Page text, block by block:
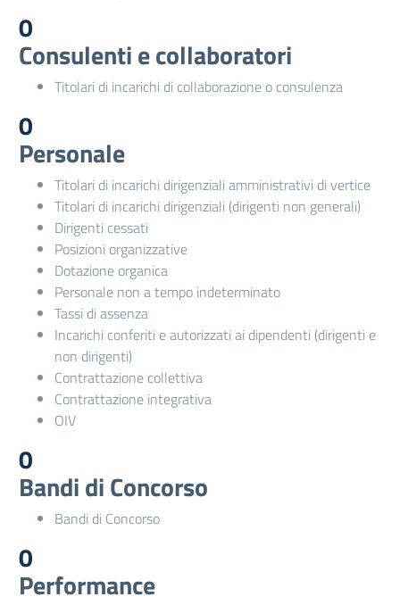
0
Consulenti e collaboratori
Titolari di incarichi di collaborazione o consulenza
0
Personale
Titolari di incarichi dirigenziali amministrativi di vertice
Titolari di incarichi dirigenziali (dirigenti non generali)
Dirigenti cessati
Posizioni organizzative
Dotazione organica
Personale non a tempo indeterminato
Tassi di assenza
Incarichi conferiti e autorizzati ai dipendenti (dirigenti e
non dirigenti)
Contrattazione collettiva
Contrattazione integrativa
OIV
0
Bandi di Concorso
Bandi di Concorso
0
Performance